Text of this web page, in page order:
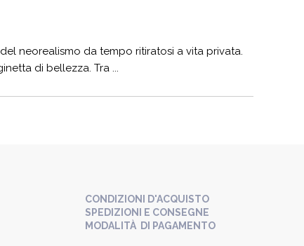
neorealismo da tempo ritiratosi a vita privata.
di bellezza. Tra ...
CONDIZIONI D'ACQUISTO
SPEDIZIONI E CONSEGNE
MODALITÀ DI PAGAMENTO